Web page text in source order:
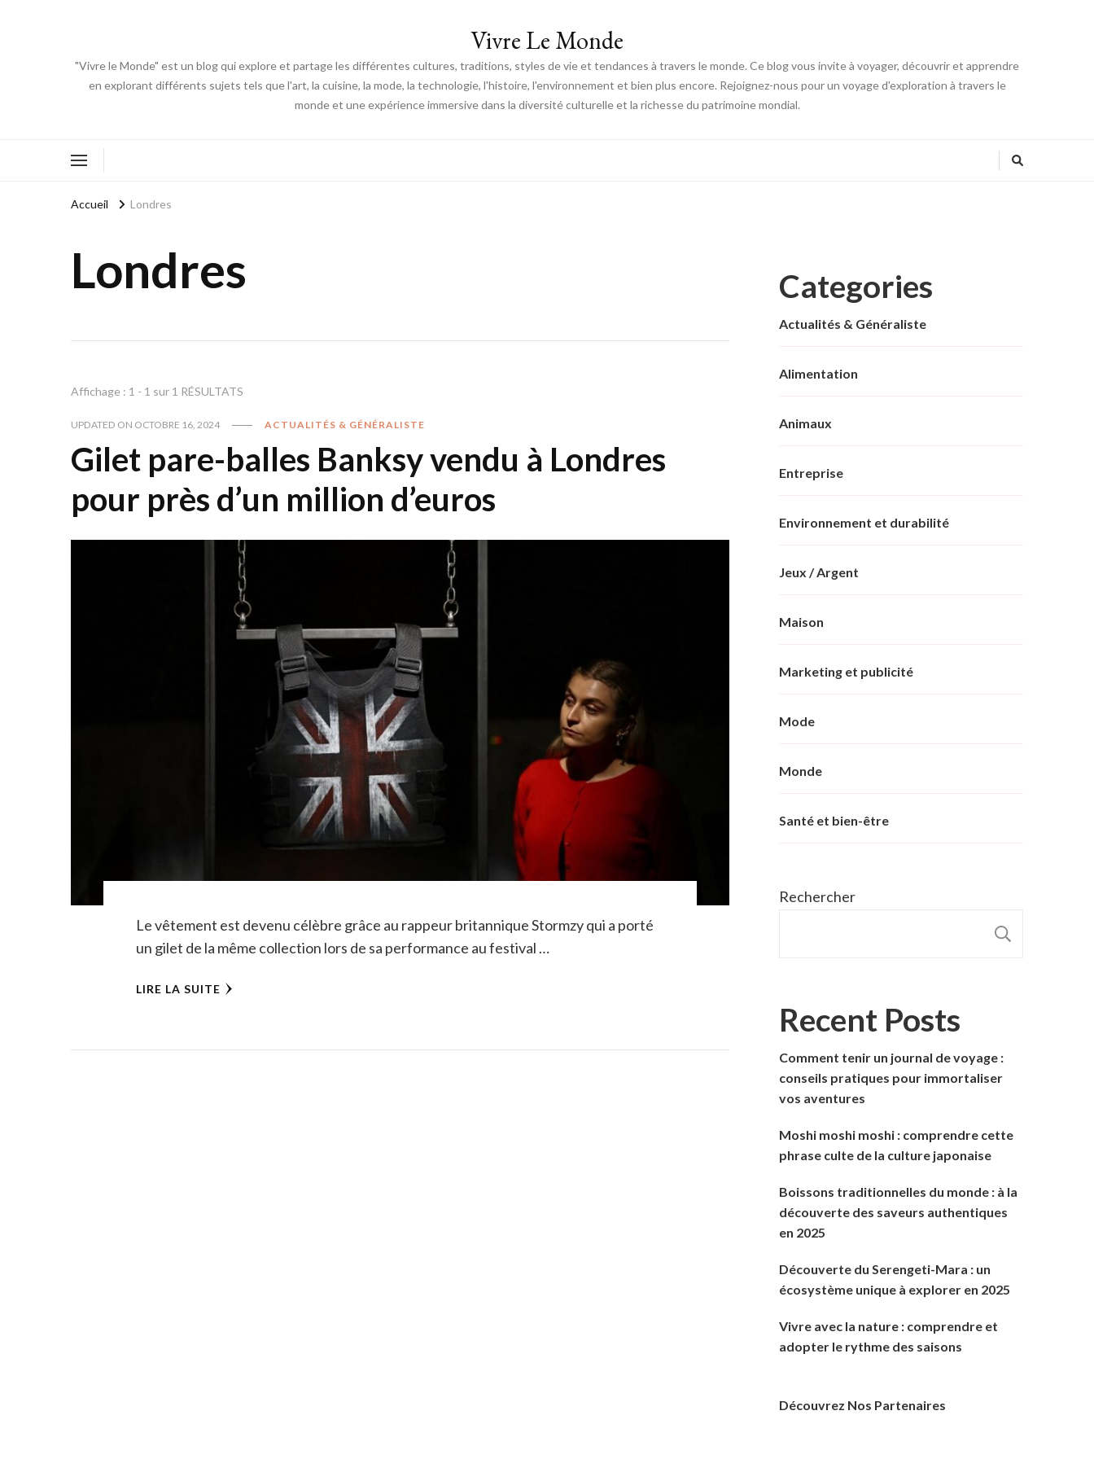
Vivre Le Monde
"Vivre le Monde" est un blog qui explore et partage les différentes cultures, traditions, styles de vie et tendances à travers le monde. Ce blog vous invite à voyager, découvrir et apprendre
en explorant différents sujets tels que l'art, la cuisine, la mode, la technologie, l'histoire, l'environnement et bien plus encore. Rejoignez-nous pour un voyage d'exploration à travers le
monde et une expérience immersive dans la diversité culturelle et la richesse du patrimoine mondial.
Accueil Londres
Londres
Affichage : 1 - 1 sur 1 RÉSULTATS
UPDATED ON OCTOBRE 16, 2024 ACTUALITÉS & GÉNÉRALISTE
Gilet pare-balles Banksy vendu à Londres
pour près d’un million d’euros
Le vêtement est devenu célèbre grâce au rappeur britannique Stormzy qui a porté
un gilet de la même collection lors de sa performance au festival …
LIRE LA SUITE
Categories
Actualités & Généraliste
Alimentation
Animaux
Entreprise
Environnement et durabilité
Jeux / Argent
Maison
Marketing et publicité
Mode
Monde
Santé et bien-être
Rechercher
Recent Posts
Comment tenir un journal de voyage :
conseils pratiques pour immortaliser
vos aventures
Moshi moshi moshi : comprendre cette
phrase culte de la culture japonaise
Boissons traditionnelles du monde : à la
découverte des saveurs authentiques
en 2025
Découverte du Serengeti-Mara : un
écosystème unique à explorer en 2025
Vivre avec la nature : comprendre et
adopter le rythme des saisons
Découvrez Nos Partenaires